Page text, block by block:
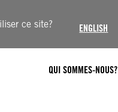
ce site? ENGLISH
QUI SOMMES-NOUS?